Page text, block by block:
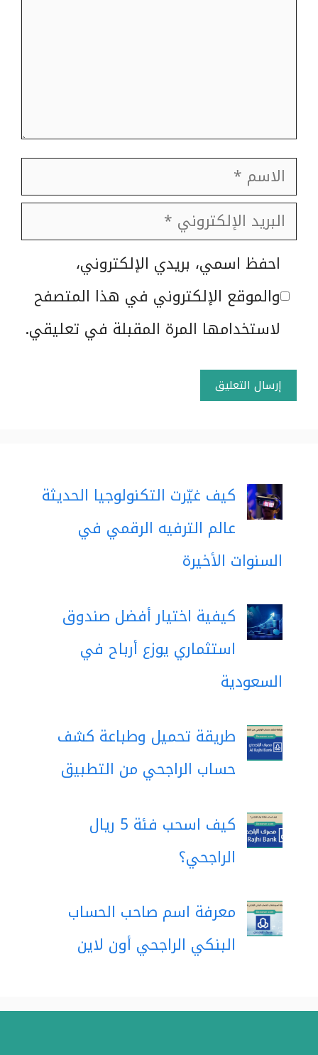
الاسم
البريد
الإلكتروني
الموقع
الإلكتروني
احفظ اسمي، بريدي الإلكتروني،
والموقع الإلكتروني في هذا المتصفح
لاستخدامها المرة المقبلة في تعليقي.
كيف غيّرت التكنولوجيا الحديثة
عالم الترفيه الرقمي في
السنوات الأخيرة
كيفية اختيار أفضل صندوق
استثماري يوزع أرباح في
السعودية
طريقة تحميل وطباعة كشف
حساب الراجحي من التطبيق
كيف اسحب فئة 5 ريال
الراجحي؟
معرفة اسم صاحب الحساب
البنكي الراجحي أون لاين